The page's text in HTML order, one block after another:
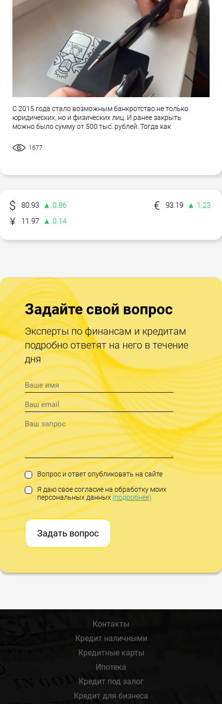
С 2015 года стало возможным банкротство не только
юридических, но и физических лиц. И ранее закрыть
можно было сумму от 500 тыс. рублей. Тогда как
1677
80.93 ▲ 0.86 93.19
▲ 1.23
11.97
▲ 0.14
Задайте свой вопрос
Эксперты по финансам и кредитам
подробно ответят на него в течение
дня
Вопрос и ответ опубликовать на сайте
Я даю свое согласие на обработку моих
персональных данных(подробнее)
Задать вопрос
Контакты
Кредит наличными
Кредитные карты
Ипотека
Кредит под залог
Кредит для бизнеса